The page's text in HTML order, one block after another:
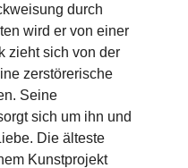
durch
wird er von einer
zieht sich von der
zerstörerische
Seine
sich um ihn und
Die älteste
Kunstprojekt